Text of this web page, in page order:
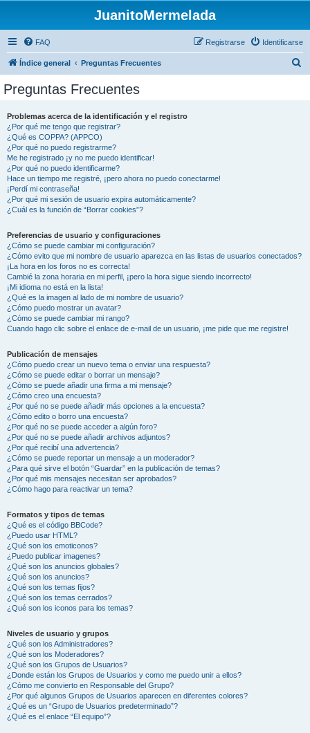
JuanitoMermelada
FAQ Identificarse
Registrarse
Índice general Preguntas Frecuentes
Preguntas Frecuentes
Problemas acerca de la identificación y el registro
¿Por qué me tengo que registrar?
¿Qué es COPPA? (APPCO)
¿Por qué no puedo registrarme?
Me he registrado ¡y no me puedo identificar!
¿Por qué no puedo identificarme?
Hace un tiempo me registré, ¡pero ahora no puedo conectarme!
¡Perdí mi contraseña!
¿Por qué mi sesión de usuario expira automáticamente?
¿Cuál es la función de “Borrar cookies”?
Preferencias de usuario y configuraciones
¿Cómo se puede cambiar mi configuración?
¿Cómo evito que mi nombre de usuario aparezca en las listas de usuarios conectados?
¡La hora en los foros no es correcta!
Cambié la zona horaria en mi perfil, ¡pero la hora sigue siendo incorrecto!
¡Mi idioma no está en la lista!
¿Qué es la imagen al lado de mi nombre de usuario?
¿Cómo puedo mostrar un avatar?
¿Cómo se puede cambiar mi rango?
Cuando hago clic sobre el enlace de e-mail de un usuario, ¡me pide que me registre!
Publicación de mensajes
¿Cómo puedo crear un nuevo tema o enviar una respuesta?
¿Cómo se puede editar o borrar un mensaje?
¿Cómo se puede añadir una firma a mi mensaje?
¿Cómo creo una encuesta?
¿Por qué no se puede añadir más opciones a la encuesta?
¿Cómo edito o borro una encuesta?
¿Por qué no se puede acceder a algún foro?
¿Por qué no se puede añadir archivos adjuntos?
¿Por qué recibí una advertencia?
¿Cómo se puede reportar un mensaje a un moderador?
¿Para qué sirve el botón “Guardar” en la publicación de temas?
¿Por qué mis mensajes necesitan ser aprobados?
¿Cómo hago para reactivar un tema?
Formatos y tipos de temas
¿Qué es el código BBCode?
¿Puedo usar HTML?
¿Qué son los emoticonos?
¿Puedo publicar imagenes?
¿Qué son los anuncios globales?
¿Qué son los anuncios?
¿Qué son los temas fijos?
¿Qué son los temas cerrados?
¿Qué son los iconos para los temas?
Niveles de usuario y grupos
¿Qué son los Administradores?
¿Qué son los Moderadores?
¿Qué son los Grupos de Usuarios?
¿Donde están los Grupos de Usuarios y como me puedo unir a ellos?
¿Cómo me convierto en Responsable del Grupo?
¿Por qué algunos Grupos de Usuarios aparecen en diferentes colores?
¿Qué es un “Grupo de Usuarios predeterminado”?
¿Qué es el enlace “El equipo”?